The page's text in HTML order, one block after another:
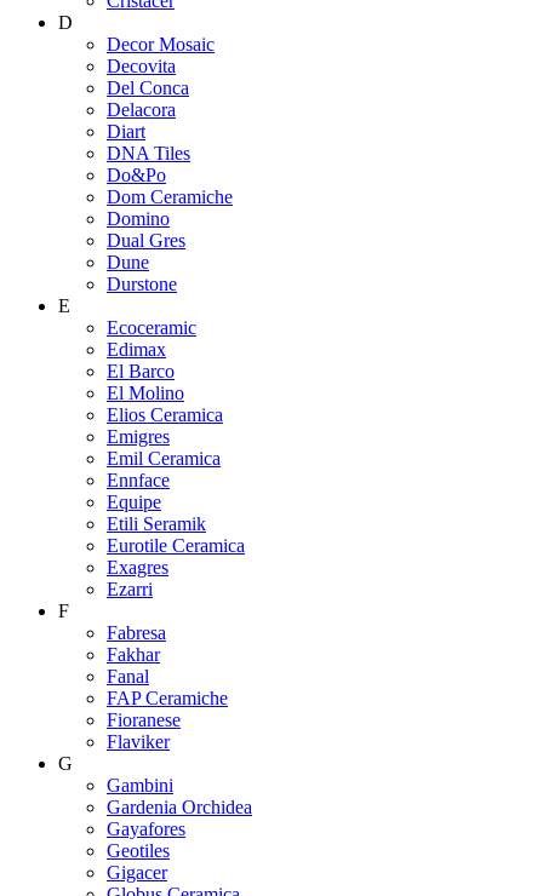
D
Decor Mosaic
Decovita
Del Conca
Delacora
Diart
DNA Tiles
Do&Po
Dom Ceramiche
Domino
Dual Gres
Dune
Durstone
E
Ecoceramic
Edimax
El Barco
El Molino
Elios Ceramica
Emigres
Emil Ceramica
Ennface
Equipe
Etili Seramik
Eurotile Ceramica
Exagres
Ezarri
F
Fabresa
Fakhar
Fanal
FAP Ceramiche
Fioranese
Flaviker
G
Gambini
Gardenia Orchidea
Gayafores
Geotiles
Gigacer